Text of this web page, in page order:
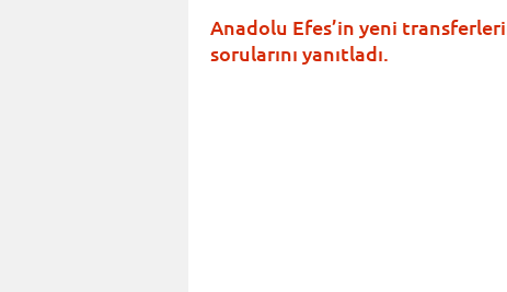
Anadolu Efes’in yeni
sorularını yanıtladı.